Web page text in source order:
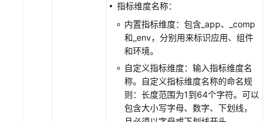
指标维度名称：
内置指标维度：包含_app、_comp
和_env，分别用来标识应用、组件
和环境。
自定义指标维度：输入指标维度名
称。自定义指标维度名称的命名规
则：长度范围为1到64个字符。可以
包含大小写字母、数字、下划线，